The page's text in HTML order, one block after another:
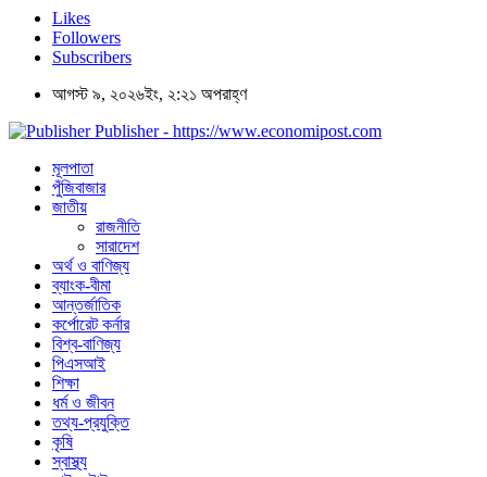
Likes
Followers
Subscribers
আগস্ট ৯, ২০২৬ইং, ২:২১ অপরাহ্ণ
Publisher - https://www.economipost.com
মূলপাতা
পুঁজিবাজার
জাতীয়
রাজনীতি
সারাদেশ
অর্থ ও বাণিজ্য
ব্যাংক-বীমা
আন্তর্জাতিক
কর্পোরেট কর্নার
বিশ্ব-বাণিজ্য
পিএসআই
শিক্ষা
ধর্ম ও জীবন
তথ্য-প্রযুক্তি
কৃষি
স্বাস্থ্য